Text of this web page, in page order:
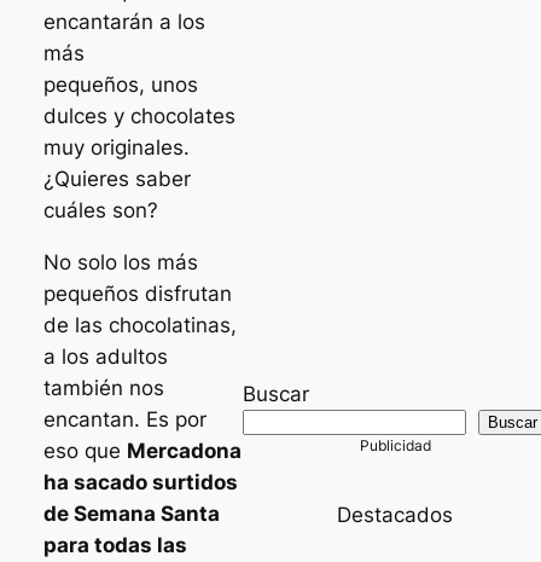
encantarán a los
más
pequeños, unos
dulces y chocolates
muy originales.
¿Quieres saber
cuáles son?
No solo los más
pequeños disfrutan
de las chocolatinas,
a los adultos
también nos
encantan. Es por
eso que Mercadona
ha sacado surtidos
de Semana Santa
para todas las
Buscar
Buscar
Destacados